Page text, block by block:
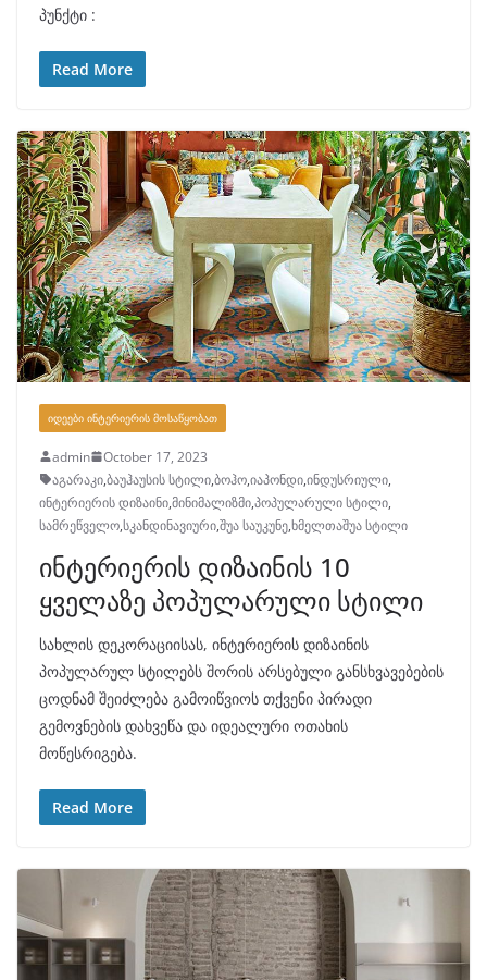
პუნქტი :
Read More
ᲘᲓᲔᲔᲑᲘ ᲘᲜᲢᲔᲠᲘᲔᲠᲘᲡ ᲛᲝᲡᲐᲬᲧᲝᲑᲐᲗ
admin
October 17, 2023
აგარაკი,ბაუჰაუსის სტილი,ბოჰო,იაპონდი,ინდუსრიული,
ინტერიერის დიზაინი,მინიმალიზმი,პოპულარული სტილი,
სამრეწველო,სკანდინავიური,შუა საუკუნე,ხმელთაშუა სტილი
ინტერიერის დიზაინის 10
ყველაზე პოპულარული სტილი
სახლის დეკორაციისას, ინტერიერის დიზაინის
პოპულარულ სტილებს შორის არსებული განსხვავებების
ცოდნამ შეიძლება გამოიწვიოს თქვენი პირადი
გემოვნების დახვეწა და იდეალური ოთახის
მოწესრიგება.
Read More